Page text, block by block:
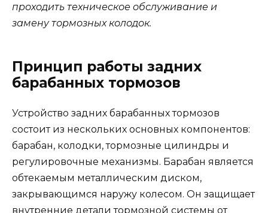
проходить техническое обслуживание и
замену тормозных колодок.
Принцип работы задних
барабанных тормозов
Устройство задних барабанных тормозов
состоит из нескольких основных компонентов:
барабан, колодки, тормозные цилиндры и
регулировочные механизмы. Барабан является
обтекаемым металлическим диском,
закрывающимся наружу колесом. Он защищает
внутренние детали тормозной системы от